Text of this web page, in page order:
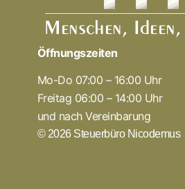
Öffnungszeiten
Mo-Do 07:00 – 16:00 Uhr
Freitag 06:00 – 14:00 Uhr
und nach Vereinbarung
© 2026 Steuerbüro Nicodemus